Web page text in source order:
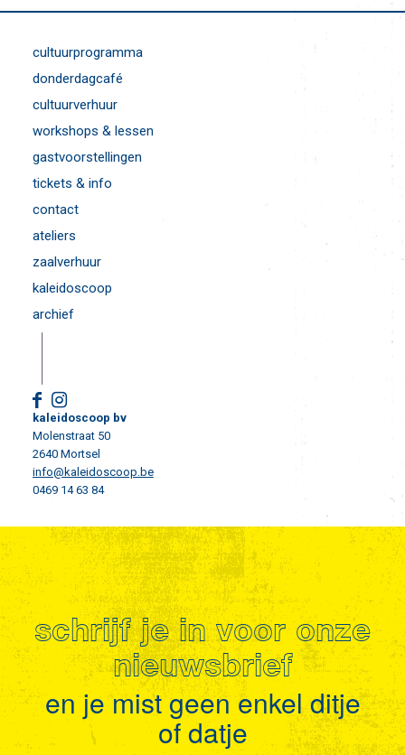
cultuurprogramma
donderdagcafé
cultuurverhuur
workshops & lessen
gastvoorstellingen
tickets & info
contact
ateliers
zaalverhuur
kaleidoscoop
archief
kaleidoscoop bv
Molenstraat 50
2640 Mortsel
info@kaleidoscoop.be
0469 14 63 84
schrijf je in voor onze
nieuwsbrief
en je mist geen enkel ditje
of datje